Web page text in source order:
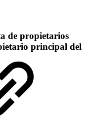
de propietarios
principal del